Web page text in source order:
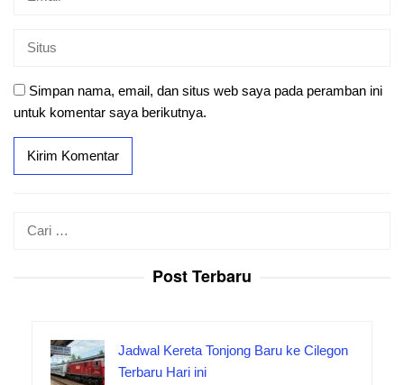
Simpan nama, email, dan situs web saya pada peramban ini
untuk komentar saya berikutnya.
Post Terbaru
Jadwal Kereta Tonjong Baru ke Cilegon
Terbaru Hari ini